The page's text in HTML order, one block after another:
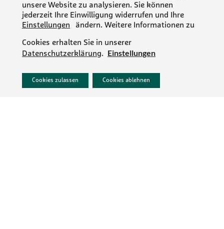
IMPRESSUM
unsere Website zu analysieren. Sie können
jederzeit Ihre Einwilligung widerrufen und Ihre
Einstellungen
ändern. Weitere Informationen zu
Cookies erhalten Sie in unserer
Datenschutzerklärung. Einstellungen
Cookies zulassen Cookies ablehnen